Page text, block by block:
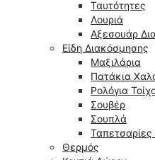
Ταυτότητες
Λουριά
Αξεσουάρ
Είδη Διακόσμησης
Μαξιλάρια
Πατάκια
Ρολόγια
Σουβέρ
Σουπλά
Ταπετσαρίες
Θερμός